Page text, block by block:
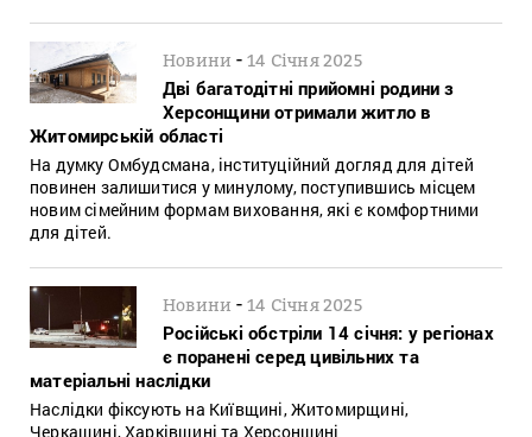
Новини -14 Січня 2025
Дві багатодітні прийомні родини з
Херсонщини отримали житло в
Житомирській області
На думку Омбудсмана, інституційний догляд для дітей
повинен залишитися у минулому, поступившись місцем
новим сімейним формам виховання, які є комфортними
для дітей.
Новини -14 Січня 2025
Російські обстріли 14 січня: у регіонах
є поранені серед цивільних та
матеріальні наслідки
Наслідки фіксують на Київщині, Житомирщині,
Черкащині, Харківщині та Херсонщині